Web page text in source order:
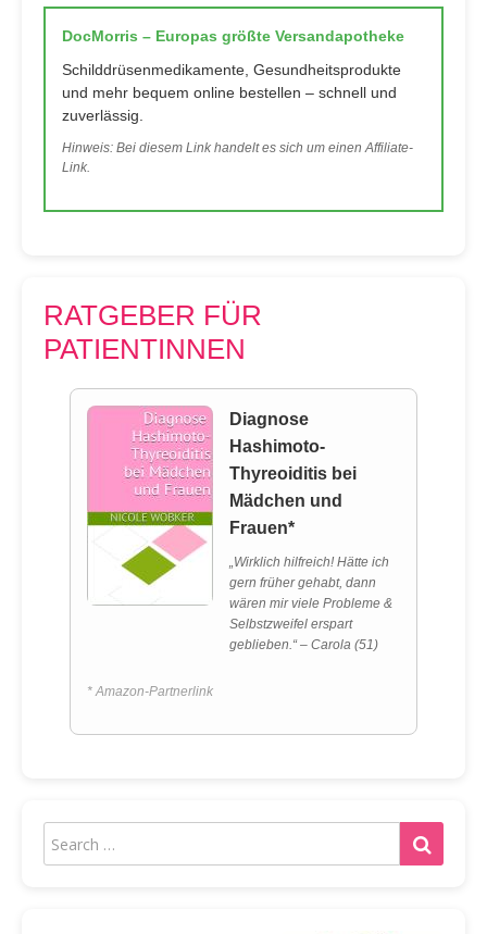
DocMorris – Europas größte Versandapotheke
Schilddrüsenmedikamente, Gesundheitsprodukte
und mehr bequem online bestellen – schnell und
zuverlässig.
Hinweis: Bei diesem Link handelt es sich um einen Affiliate-
Link.
RATGEBER FÜR
PATIENTINNEN
Diagnose
Hashimoto-
Thyreoiditis bei
Mädchen und
Frauen*
„Wirklich hilfreich! Hätte ich
gern früher gehabt, dann
wären mir viele Probleme &
Selbstzweifel erspart
geblieben.“ – Carola (51)
* Amazon-Partnerlink